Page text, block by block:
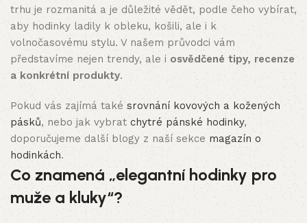
trhu je rozmanitá a je důležité vědět, podle čeho vybírat,
aby hodinky ladily k obleku, košili, ale i k
volnočasovému stylu. V našem průvodci vám
představíme nejen trendy, ale iosvědčené tipy, recenze
a konkrétní produkty.
Pokud vás zajímá takésrovnání kovových a kožených
pásků, nebo jak vybratchytré pánské hodinky,
doporučujeme další blogy z naší sekce magazín o
hodinkách.
Co znamená „elegantní hodinky pro
muže a kluky“?